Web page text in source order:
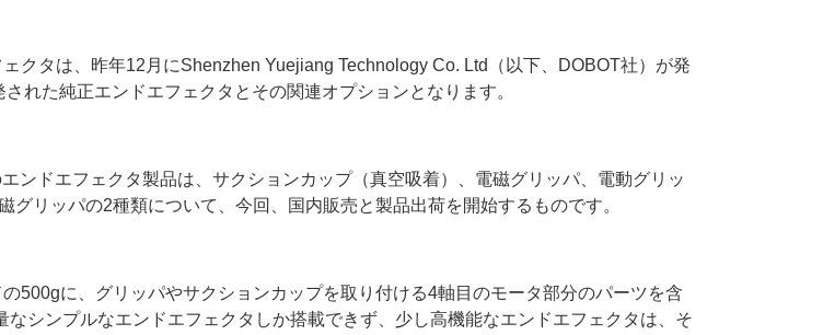
クタは、昨年12月にShenzhen Yuejiang Technology Co. Ltd（以下、DOBOT社）が発
れた純正エンドエフェクタとその関連オプションとなります。
ンドエフェクタ製品は、サクションカップ（真空吸着）、電磁グリッパ、電動グリッ
リッパの2種類について、今回、国内販売と製品出荷を開始するものです。
500gに、グリッパやサクションカップを取り付ける4軸目のモータ部分のパーツを含
シンプルなエンドエフェクタしか搭載できず、少し高機能なエンドエフェクタは、そ